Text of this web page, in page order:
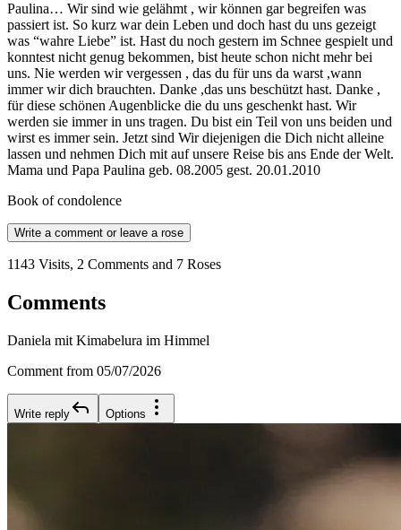
Paulina… Wir sind wie gelähmt , wir können gar begreifen was
passiert ist. So kurz war dein Leben und doch hast du uns gezeigt
was “wahre Liebe” ist. Hast du noch gestern im Schnee gespielt und
konntest nicht genug bekommen, bist heute schon nicht mehr bei
uns. Nie werden wir vergessen , das du für uns da warst ,wann
immer wir dich brauchten. Danke ,das uns beschützt hast. Danke ,
für diese schönen Augenblicke die du uns geschenkt hast. Wir
werden sie immer in uns tragen. Du bist ein Teil von uns beiden und
wirst es immer sein. Jetzt sind Wir diejenigen die Dich nicht alleine
lassen und nehmen Dich mit auf unsere Reise bis ans Ende der Welt.
Mama und Papa Paulina geb. 08.2005 gest. 20.01.2010
Book of condolence
Write a comment or leave a rose
1143 Visits, 2 Comments and 7 Roses
Comments
Daniela mit Kimabelura im Himmel
Comment from 05/07/2026
Write reply Options